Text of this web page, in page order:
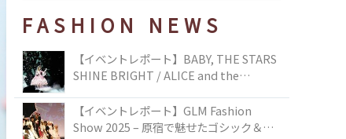
FASHION NEWS
【イベントレポート】BABY, THE STARS
SHINE BRIGHT / ALICE and the
TOKYO
【イベントレポート】GLM Fashion
Show 2025 – 原宿で魅せたゴシック＆ロ